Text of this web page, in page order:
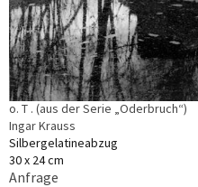
o. T . (aus der Serie „Oderbruch“)
Ingar Krauss
Silbergelatineabzug
30 x 24 cm
Anfrage